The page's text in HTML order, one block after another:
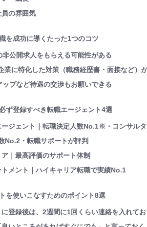
員の雰囲気
を成功に導くたった1つのコツ
非公開求人をもらえる可能性がある
業に特化した対策（職務経歴書・面接など）
ップなど待遇の交渉もお願いできる
ず登録すべき転職エージェント4選
ージェント｜転職決定人数No.1※・コンサル
No.2・転職サポートが評判
｜最高評価のサポート体制
メント｜ハイキャリア転職で実績No.1
を使いこなすためのポイント8選
登録後は、2週間に1回くらい連絡を入れてお